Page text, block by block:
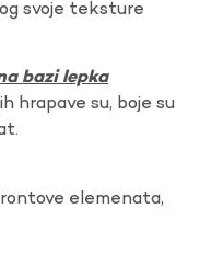
svoje teksture
bazi lepka
hrapave su, boje su
elemenata,